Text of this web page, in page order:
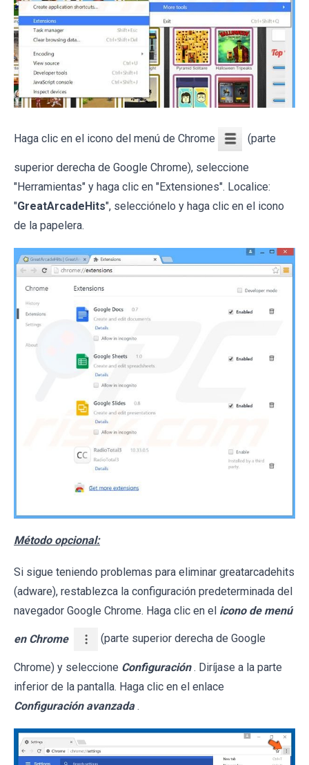
Haga clic en el icono del menú de Chrome (parte
superior derecha de Google Chrome), seleccione
"Herramientas" y haga clic en "Extensiones". Localice:
"GreatArcadeHits", selecciónelo y haga clic en el icono
de la papelera.
Método opcional:
Si sigue teniendo problemas para eliminar greatarcadehits
(adware), restablezca la configuración predeterminada del
navegador Google Chrome. Haga clic en el icono de menú
en Chrome (parte superior derecha de Google
Chrome) y seleccione Configuración . Diríjase a la parte
inferior de la pantalla. Haga clic en el enlace
Configuración avanzada .